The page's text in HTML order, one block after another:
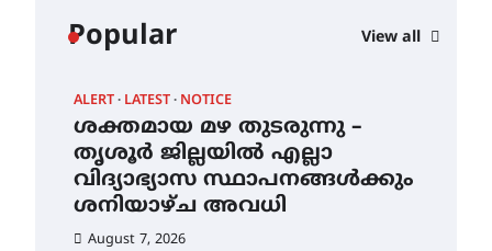
Popular View all
ALERT LATEST NOTICE
ശക്തമായ മഴ തുടരുന്നു –
തൃശൂർ ജില്ലയിൽ എല്ലാ
വിദ്യാഭ്യാസ സ്ഥാപനങ്ങൾക്കും
ശനിയാഴ്ച അവധി
August 7, 2026
എക്സ്പോയുമായി എസ്
August 6, 2026
സർഗ്ഗസാഹിതി-
കവിതാസംഗമം 2026 കവിതാ
ചർച്ച കാട്ടൂർ, ടി. കെ. ബാലൻ
ഹാളിൽ 16ന്
August 6, 2026